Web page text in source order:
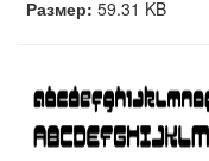
Размер: 59.31 KB